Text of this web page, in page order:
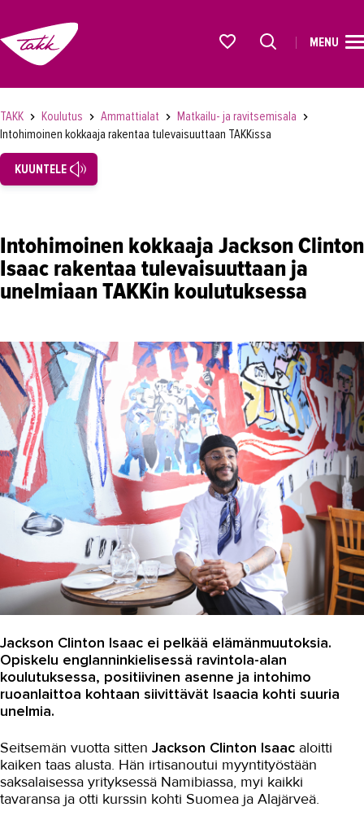
Koulutukset
Lyhytkurssit, testit ja kortit
Maahanmuuttaneiden koulutukset
Ammattialat
Asioimis- ja oikeustulkkaus
Autoala
Hydrauliikka
Johtaminen ja esihenkilötyö
Kasvatus- ja ohjausala
Kauneudenhoito
Kiinteistönvälitys ja isännöinti
Kiinteistöpalvelut
Kone- ja tuotantotekniikka
Kotoutuminen
Kuljetus ja logistiikka
Kumitekniikka
Maarakennus
Matkailu- ja ravitsemisala
MENU
TAKK Koulutus Ammattialat
Matkailu- ja ravitsemisala
Intohimoinen kokkaaja rakentaa tulevaisuuttaan TAKKissa
KUUNTELE
Intohimoinen kokkaaja Jackson Clinton
Isaac rakentaa tulevaisuuttaan ja
unelmiaan TAKKin koulutuksessa
Jackson Clinton Isaac ei pelkää elämänmuutoksia.
Opiskelu englanninkielisessä ravintola-alan
koulutuksessa, positiivinen asenne ja intohimo
ruoanlaittoa kohtaan siivittävät Isaacia kohti suuria
unelmia.
Seitsemän vuotta sitten Jackson Clinton Isaac aloitti
kaiken taas alusta. Hän irtisanoutui myyntityöstään
saksalaisessa yrityksessä Namibiassa, myi kaikki
tavaransa ja otti kurssin kohti Suomea ja Alajärveä.